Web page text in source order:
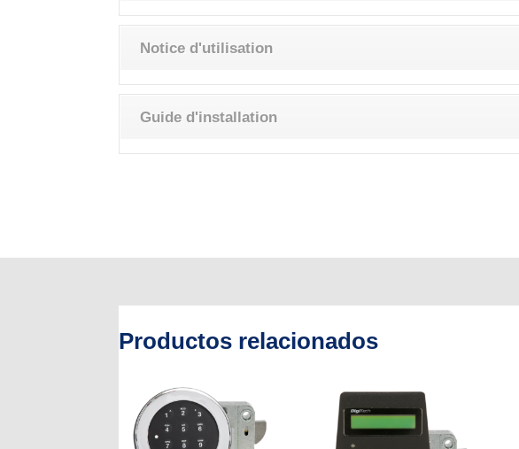
Notice d'utilisation
Guide d'installation
Productos relacionados